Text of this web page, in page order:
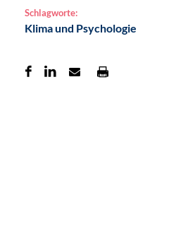
Schlagworte:
Klima und Psychologie